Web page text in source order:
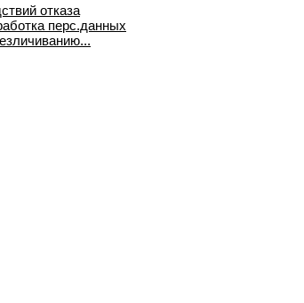
отказа
перс.данных